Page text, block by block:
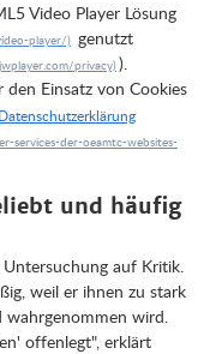
Video Player Lösung
genutzt
).
Einsatz von Cookies
Datenschutzerklärung
und häufig
auf Kritik.
weil er ihnen zu stark
wahrgenommen wird.
offenlegt", erklärt